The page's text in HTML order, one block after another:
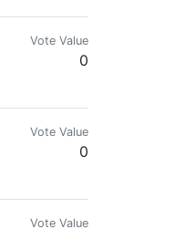
Vote Value
0
Vote Value
0
Vote Value